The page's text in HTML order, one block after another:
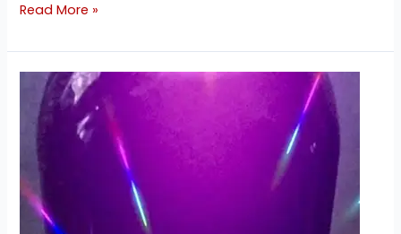
Read More »
Immunverstärker